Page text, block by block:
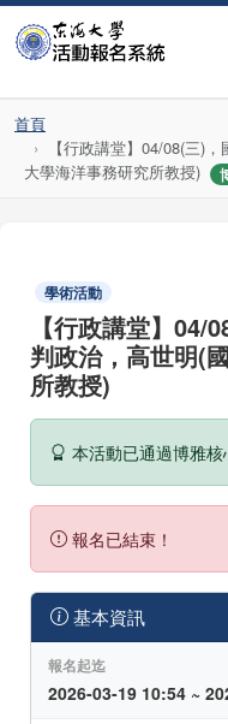
首頁
【行政講堂】04/08(三)
大學海洋事務研究所教授)
學術活動
【行政講堂】04/
判政治，高世明(
所教授)
本活動已通過博雅
報名已結束！
基本資訊
報名起迄
2026-03-19 10:54 ~